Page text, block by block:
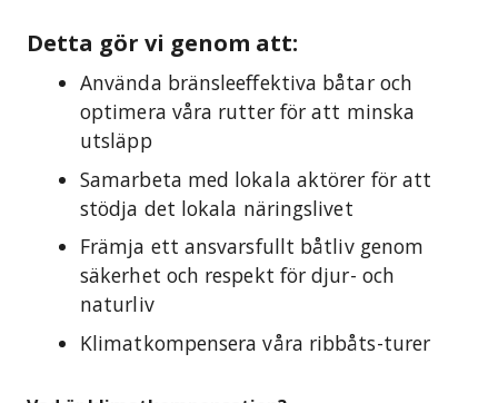
Detta gör vi genom att:
Använda bränsleeffektiva båtar och
optimera våra rutter för att minska
utsläpp
Samarbeta med lokala aktörer för att
stödja det lokala näringslivet
Främja ett ansvarsfullt båtliv genom
säkerhet och respekt för djur- och
naturliv
Klimatkompensera våra ribbåts-turer